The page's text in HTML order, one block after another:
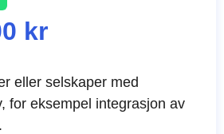
kr
eller selskaper med
for eksempel integrasjon av